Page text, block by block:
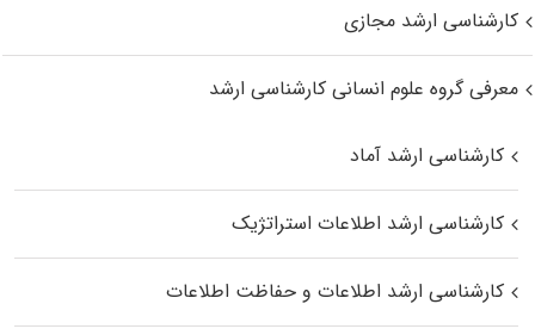
کارشناسی ارشد مجازی
معرفی گروه علوم انسانی کارشناسی ارشد
کارشناسی ارشد آماد
کارشناسی ارشد اطلاعات استراتژیک
کارشناسی ارشد اطلاعات و حفاظت اطلاعات